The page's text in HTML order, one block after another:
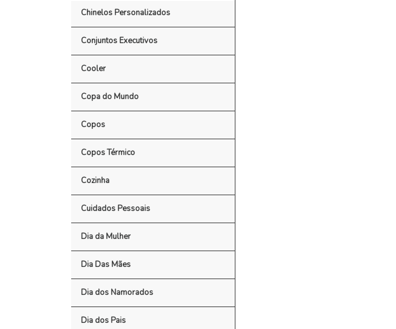
Chinelos Personalizados
Conjuntos Executivos
Cooler
Copa do Mundo
Copos
Copos Térmico
Cozinha
Cuidados Pessoais
Dia da Mulher
Dia Das Mães
Dia dos Namorados
Dia dos Pais